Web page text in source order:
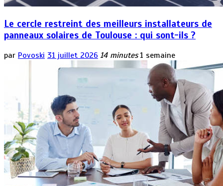
Le cercle restreint des meilleurs installateurs de
panneaux solaires de Toulouse : qui sont-ils ?
par Povoski 31 juillet 2026 14 minutes 1 semaine